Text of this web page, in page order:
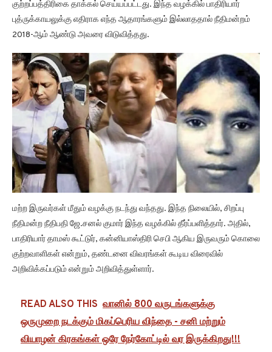
குற்றப்பத்திரிகை தாக்கல் செய்யப்பட்டது. இந்த வழக்கில் பாதிரியார்
புத்ருக்காயலுக்கு எதிராக எந்த ஆதாரங்களும் இல்லாததால் நீதிமன்றம்
2018-ஆம் ஆண்டு அவரை விடுவித்தது.
மற்ற இருவர்கள் மீதும் வழக்கு நடந்து வந்தது. இந்த நிலையில், சிறப்பு
நீதிமன்ற நீதிபதி ஜே.சனல் குமார் இந்த வழக்கில் தீர்ப்பளித்தார். அதில்,
பாதிரியார் தாமஸ் கூட்டுர், கன்னியாஸ்திரி செபி ஆகிய இருவரும் கொலை
குற்றவாளிகள் என்றும், தண்டனை விவரங்கள் கூடிய விரைவில்
அறிவிக்கப்படும் என்றும் அறிவித்துள்ளார்.
READ ALSO THIS வானில் 800 வருடங்களுக்கு
ஒருமுறை நடக்கும் மிகப்பெரிய விந்தை - சனி மற்றும்
வியாழன் கிரகங்கள் ஒரே நேர்கோட்டில் வர இருக்கிறது!!!